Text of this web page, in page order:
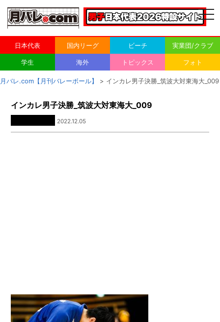
日本代表 国内リーグ ビーチ 実業団/クラブ
学生 海外 トピックス フォト
月バレ.com【月刊バレーボール】 > インカレ男子決勝_筑波大対東海大_009
インカレ男子決勝_筑波大対東海大_009
2022.12.05